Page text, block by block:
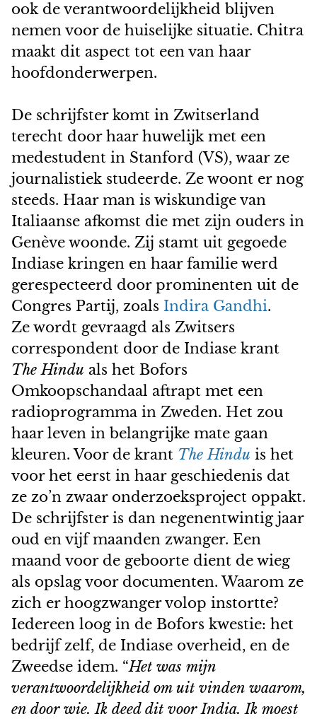
ook de verantwoordelijkheid blijven
nemen voor de huiselijke situatie. Chitra
maakt dit aspect tot een van haar
hoofdonderwerpen.
De schrijfster komt in Zwitserland
terecht door haar huwelijk met een
medestudent in Stanford (VS), waar ze
journalistiek studeerde. Ze woont er nog
steeds. Haar man is wiskundige van
Italiaanse afkomst die met zijn ouders in
Genève woonde. Zij stamt uit gegoede
Indiase kringen en haar familie werd
gerespecteerd door prominenten uit de
Congres Partij, zoals Indira Gandhi.
Ze wordt gevraagd als Zwitsers
correspondent door de Indiase krant
The Hindu als het Bofors
Omkoopschandaal aftrapt met een
radioprogramma in Zweden. Het zou
haar leven in belangrijke mate gaan
kleuren. Voor de krant The Hindu is het
voor het eerst in haar geschiedenis dat
ze zo’n zwaar onderzoeksproject oppakt.
De schrijfster is dan negenentwintig jaar
oud en vijf maanden zwanger. Een
maand voor de geboorte dient de wieg
als opslag voor documenten. Waarom ze
zich er hoogzwanger volop instortte?
Iedereen loog in de Bofors kwestie: het
bedrijf zelf, de Indiase overheid, en de
Zweedse idem. “Het was mijn
verantwoordelijkheid om uit vinden waarom,
en door wie. Ik deed dit voor India. Ik moest